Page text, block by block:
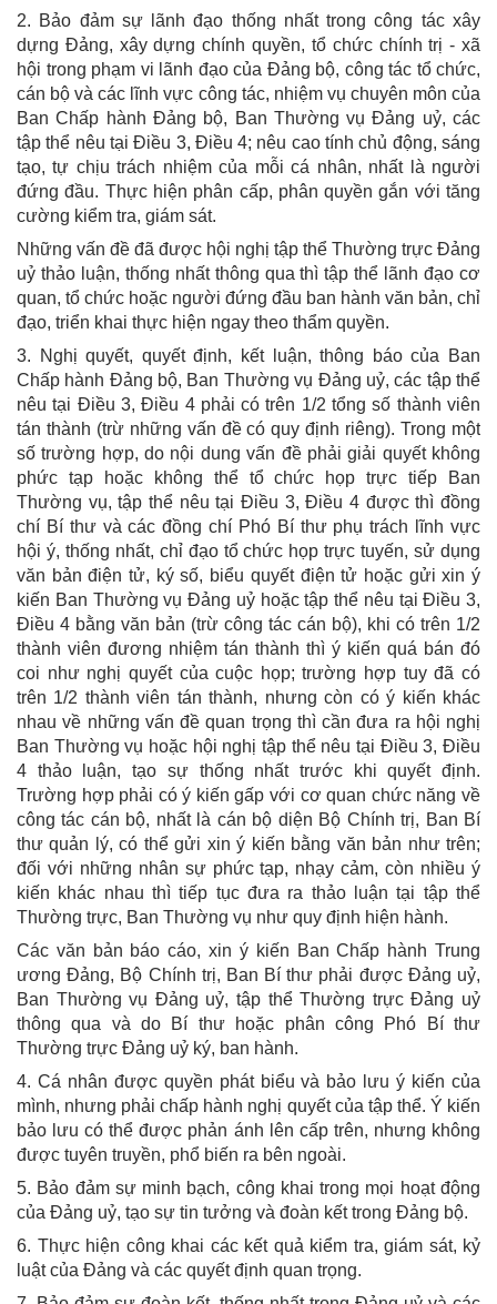
2. Bảo đảm sự lãnh đạo thống nhất trong công tác xây
dựng Đảng, xây dựng chính quyền, tổ chức chính trị - xã
hội trong phạm vi lãnh đạo của Đảng bộ, công tác tổ chức,
cán bộ và các lĩnh vực công tác, nhiệm vụ chuyên môn của
Ban Chấp hành Đảng bộ, Ban Thường vụ Đảng uỷ, các
tập thể nêu tại Điều 3, Điều 4; nêu cao tính chủ động, sáng
tạo, tự chịu trách nhiệm của mỗi cá nhân, nhất là người
đứng đầu. Thực hiện phân cấp, phân quyền gắn với tăng
cường kiểm tra, giám sát.
Những vấn đề đã được hội nghị tập thể Thường trực Đảng
uỷ thảo luận, thống nhất thông qua thì tập thể lãnh đạo cơ
quan, tổ chức hoặc người đứng đầu ban hành văn bản, chỉ
đạo, triển khai thực hiện ngay theo thẩm quyền.
3. Nghị quyết, quyết định, kết luận, thông báo của Ban
Chấp hành Đảng bộ, Ban Thường vụ Đảng uỷ, các tập thể
nêu tại Điều 3, Điều 4 phải có trên 1/2 tổng số thành viên
tán thành (trừ những vấn đề có quy định riêng). Trong một
số trường hợp, do nội dung vấn đề phải giải quyết không
phức tạp hoặc không thể tổ chức họp trực tiếp Ban
Thường vụ, tập thể nêu tại Điều 3, Điều 4 được thì đồng
chí Bí thư và các đồng chí Phó Bí thư phụ trách lĩnh vực
hội ý, thống nhất, chỉ đạo tổ chức họp trực tuyến, sử dụng
văn bản điện tử, ký số, biểu quyết điện tử hoặc gửi xin ý
kiến Ban Thường vụ Đảng uỷ hoặc tập thể nêu tại Điều 3,
Điều 4 bằng văn bản (trừ công tác cán bộ), khi có trên 1/2
thành viên đương nhiệm tán thành thì ý kiến quá bán đó
coi như nghị quyết của cuộc họp; trường hợp tuy đã có
trên 1/2 thành viên tán thành, nhưng còn có ý kiến khác
nhau về những vấn đề quan trọng thì cần đưa ra hội nghị
Ban Thường vụ hoặc hội nghị tập thể nêu tại Điều 3, Điều
4 thảo luận, tạo sự thống nhất trước khi quyết định.
Trường hợp phải có ý kiến gấp với cơ quan chức năng về
công tác cán bộ, nhất là cán bộ diện Bộ Chính trị, Ban Bí
thư quản lý, có thể gửi xin ý kiến bằng văn bản như trên;
đối với những nhân sự phức tạp, nhạy cảm, còn nhiều ý
kiến khác nhau thì tiếp tục đưa ra thảo luận tại tập thể
Thường trực, Ban Thường vụ như quy định hiện hành.
Các văn bản báo cáo, xin ý kiến Ban Chấp hành Trung
ương Đảng, Bộ Chính trị, Ban Bí thư phải được Đảng uỷ,
Ban Thường vụ Đảng uỷ, tập thể Thường trực Đảng uỷ
thông qua và do Bí thư hoặc phân công Phó Bí thư
Thường trực Đảng uỷ ký, ban hành.
4. Cá nhân được quyền phát biểu và bảo lưu ý kiến của
mình, nhưng phải chấp hành nghị quyết của tập thể. Ý kiến
bảo lưu có thể được phản ánh lên cấp trên, nhưng không
được tuyên truyền, phổ biến ra bên ngoài.
5. Bảo đảm sự minh bạch, công khai trong mọi hoạt động
của Đảng uỷ, tạo sự tin tưởng và đoàn kết trong Đảng bộ.
6. Thực hiện công khai các kết quả kiểm tra, giám sát, kỷ
luật của Đảng và các quyết định quan trọng.